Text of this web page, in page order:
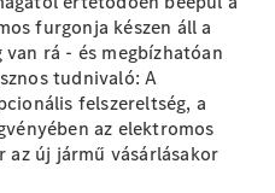
furgonja készen áll a
rá - és megbízhatóan
tudnivaló: A
felszereltség, a
az elektromos
új jármű vásárlásakor